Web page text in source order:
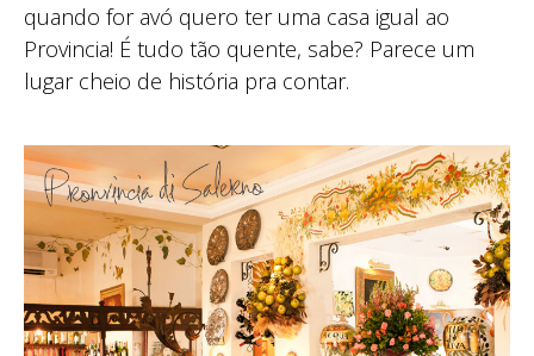
quando for avó quero ter uma casa igual ao
Provincia! É tudo tão quente, sabe? Parece um
lugar cheio de história pra contar.